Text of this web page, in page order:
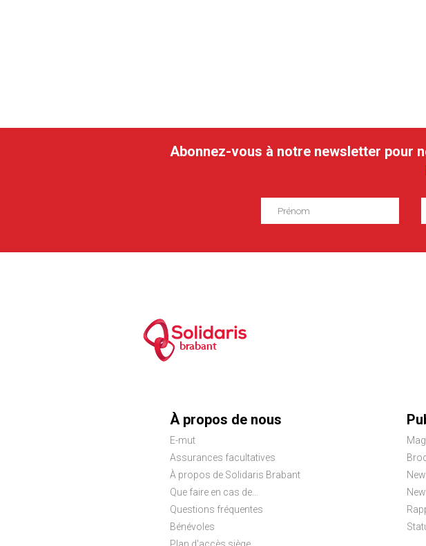
Abonnez-vous à notre newsletter pour
brabant
Menu
Pied
de
page
À propos de nous
E-mut
Assurances facultatives
À propos de Solidaris Brabant
Que faire en cas de...
Questions fréquentes
Bénévoles
Plan d'accès siège